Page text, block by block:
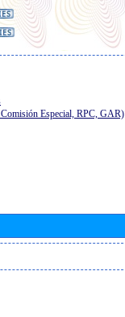
Especial, RPC, GAR)